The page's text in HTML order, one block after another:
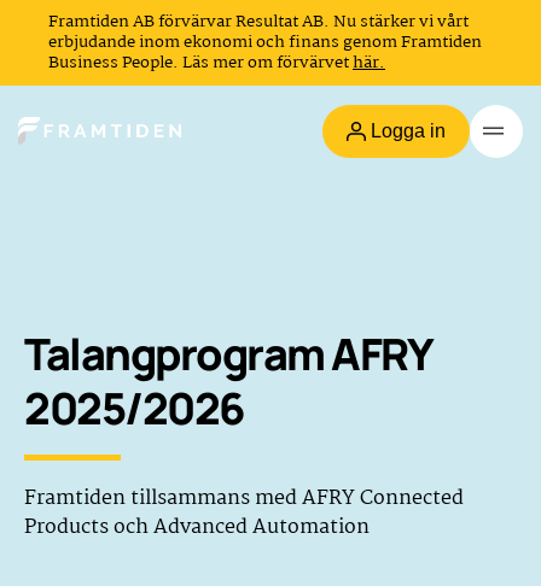
Framtiden AB förvärvar Resultat AB. Nu stärker vi vårt
erbjudande inom ekonomi och finans genom Framtiden
Business People. Läs mer om förvärvethär.
Logga in
Talangprogram AFRY
2025/2026
Framtiden tillsammans med AFRY Connected
Products och Advanced Automation